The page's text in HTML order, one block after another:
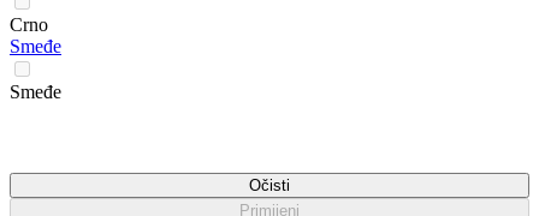
Crno
Smeđe
Smeđe
Očisti
Primijeni